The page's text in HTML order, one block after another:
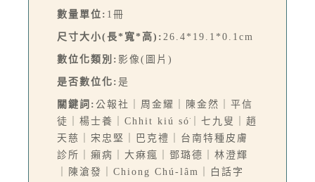
數量單位: 1冊
尺寸大小(長*寬*高): 26.4*19.1*0.1cm
數位化類別: 影像(圖片)
是否數位化: 是
關鍵詞: 公報社｜周金耀｜陳金然｜平信
徒｜楊士養｜Chhit kiú só͘｜七九叟｜趙
天慈｜宋忠堅｜巴克禮｜台南特種皮膚
診所｜癩病｜大痳瘋｜鄧璐德｜林澄輝
｜陳滄發｜Chiong Chú-lâm｜白話字